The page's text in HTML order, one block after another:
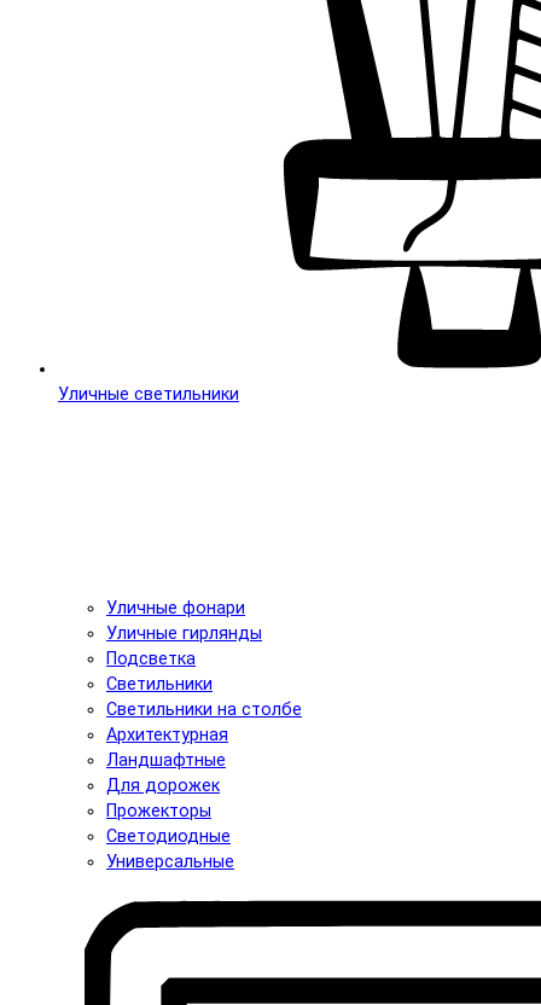
Уличные светильники
Уличные фонари
Уличные гирлянды
Подсветка
Светильники
Светильники на столбе
Архитектурная
Ландшафтные
Для дорожек
Прожекторы
Светодиодные
Универсальные